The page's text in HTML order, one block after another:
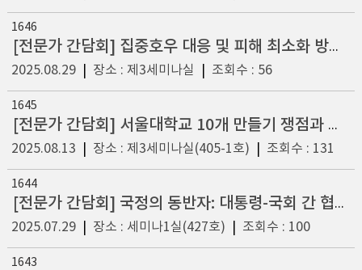
1646
[전문가 간담회] 집중호우 대응 및 피해 최소화 방안 모색
2025.08.29| 장소 : 제3세미나실 조회수 : 56
1645
[전문가 간담회] 서울대학교 10개 만들기 쟁점과 과제
2025.08.13
장소 : 제3세미나실(405-1호) 조회수 : 131
1644
[전문가 간담회] 국정의 동반자: 대통령-국회 간 협력의 제도화 방안은 무엇인가?
2025.07.29| 장소 : 세미나1실(427호) 조회수 : 100
1643